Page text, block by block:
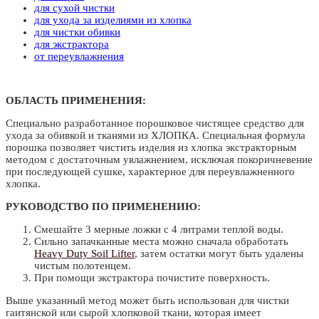
для сухой чистки
для ухода за изделиями из хлопка
для чистки обивки
для экстрактора
от переувлажнения
ОБЛАСТЬ ПРИМЕНЕНИЯ:
Специально разработанное порошковое чистящее средство для
ухода за обивкой и тканями из ХЛОПКА. Специальная формула
порошка позволяет чистить изделия из хлопка экстракторным
методом с достаточным увлажнением, исключая покоричневение
при последующей сушке, характерное для переувлажненного
хлопка.
РУКОВОДСТВО ПО ПРИМЕНЕНИЮ:
Смешайте 3 мерные ложки с 4 литрами теплой воды.
Сильно запачканные места можно сначала обработать
Heavy Duty Soil Lifter, затем остатки могут быть удалены
чистым полотенцем.
При помощи экстрактора почистите поверхность.
Выше указанный метод может быть использован для чистки
гаитянской или сырой хлопковой ткани, которая имеет